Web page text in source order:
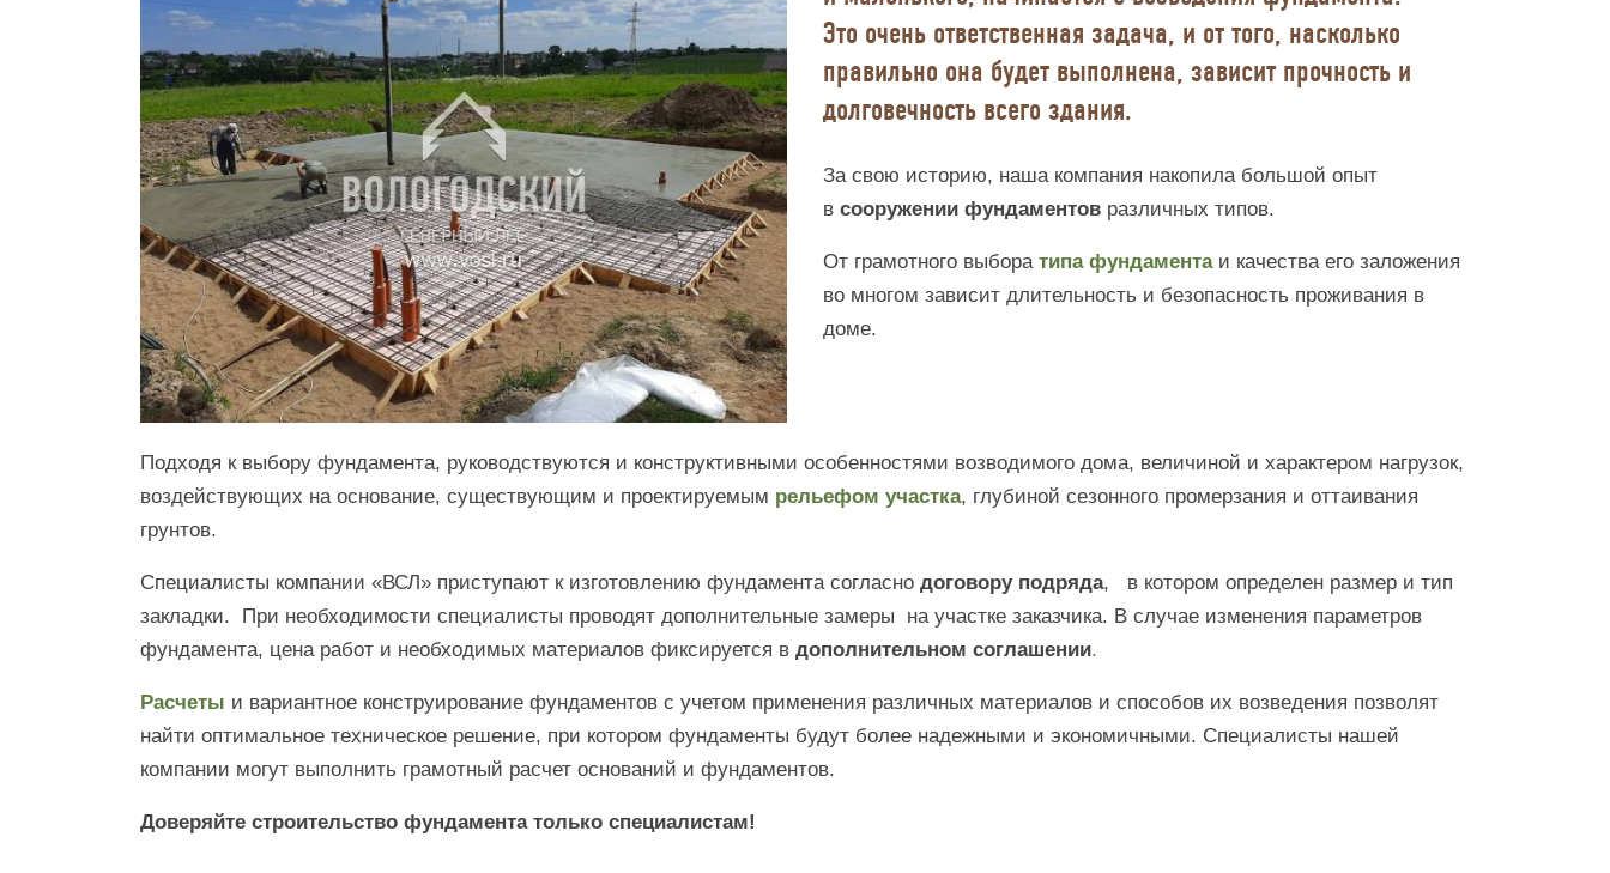
Это очень ответственная задача, и от того, насколько
правильно она будет выполнена, зависит прочность и
долговечность всего здания.
За свою историю, наша компания накопила большой опыт
в сооружении фундаментов различных типов.
От грамотного выбора типа фундаментаи качества его заложения
во многом зависит длительность и безопасность проживания в
доме.
Подходя к выбору фундамента, руководствуются и конструктивными особенностями возводимого дома, величиной и характером нагрузок,
воздействующих на основание, существующим и проектируемым рельефом участка, глубиной сезонного промерзания и оттаивания
грунтов.
Специалисты компании «ВСЛ» приступают к изготовлению фундамента согласно договору подряда, в котором определен размер и тип
закладки. При необходимости специалисты проводят дополнительные замеры на участке заказчика. В случае изменения параметров
фундамента, цена работ и необходимых материалов фиксируется в дополнительном соглашении.
Расчеты и вариантное конструирование фундаментов с учетом применения различных материалов и способов их возведения позволят
найти оптимальное техническое решение, при котором фундаменты будут более надежными и экономичными. Специалисты нашей
компании могут выполнить грамотный расчет оснований и фундаментов.
Доверяйте строительство фундамента только специалистам!